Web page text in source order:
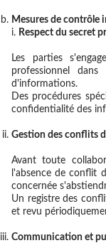
Mesures de contrôle
Respect du secret
Les parties
professionnel
d'informations.
Des procédures
confidentialité des
Gestion des conflits
Avant toute
l'absence de conflit
concernée
Un registre des
et revu
Communication et